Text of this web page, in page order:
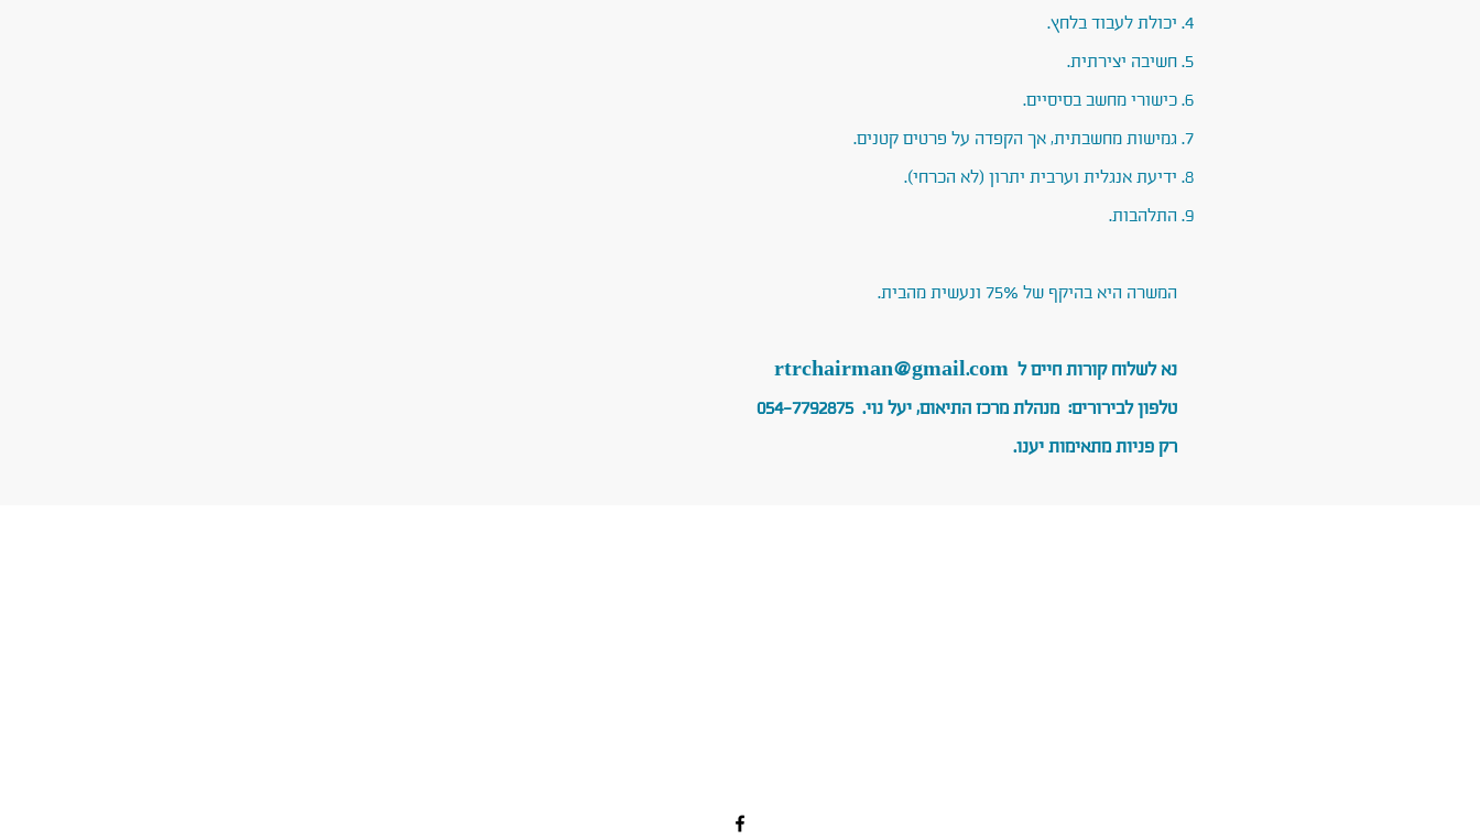
יכולת לעבוד בלחץ.
חשיבה יצירתית.
כישורי מחשב בסיסיים.
גמישות מחשבתית, אך הקפדה על פרטים קטנים.
ידיעת אנגלית וערבית יתרון (לא הכרחי).
התלהבות.
המשרה היא בהיקף של 75% ונעשית מהבית.
נא לשלוח קורות חיים ל rtrchairman@gmail.com
טלפון לבירורים: מנהלת מרכז התיאום, יעל נוי. 054-7792875
רק פניות מתאימות יענו.